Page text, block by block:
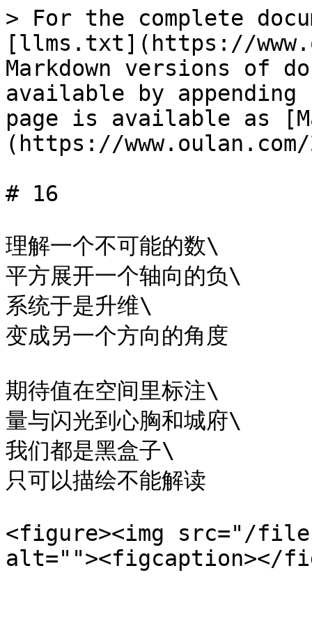
> For the complete
[llms.txt](https://
Markdown versions of
available by
page is available as
(https://
# 16
理解一个不可能的数\
平方展开一个轴向的负\
系统于是升维\
变成另一个方向的角度
期待值在空间里标注\
量与闪光到心胸和城府\
我们都是黑盒子\
只可以描绘不能解读
<figure><img src="/files/